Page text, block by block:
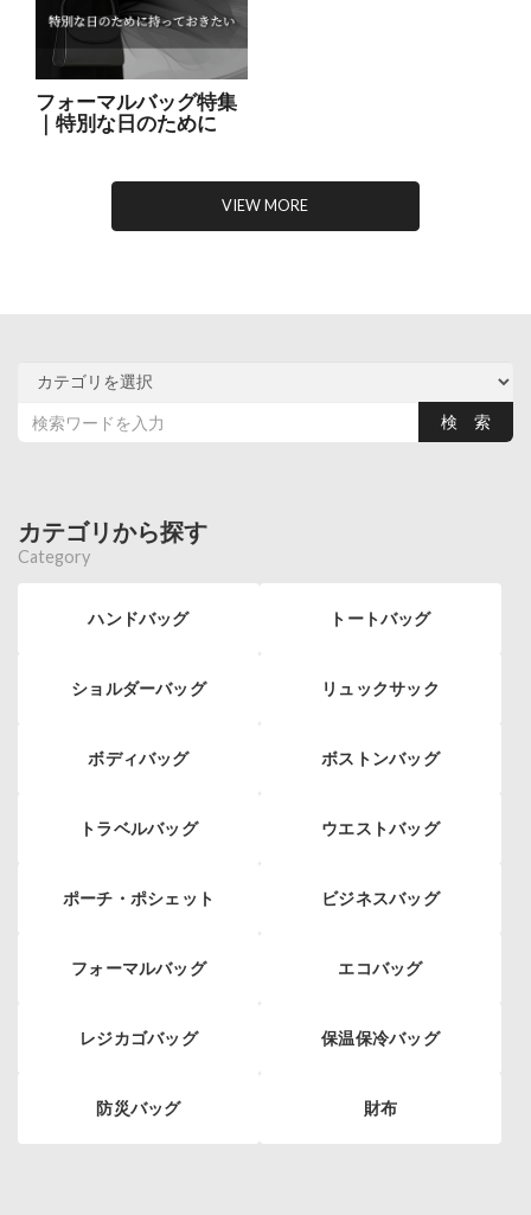
フォーマルバッグ特集
｜特別な日のために
VIEW MORE
カテゴリから探す
Category
ハンドバッグ トートバッグ
ショルダーバッグ リュックサック
ボディバッグ ボストンバッグ
トラベルバッグ ウエストバッグ
ポーチ・ポシェット ビジネスバッグ
フォーマルバッグ エコバッグ
レジカゴバッグ 保温保冷バッグ
防災バッグ 財布